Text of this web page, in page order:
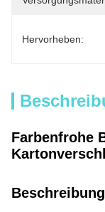
Hervorheben:
Farbenfrohe
Beschreibung